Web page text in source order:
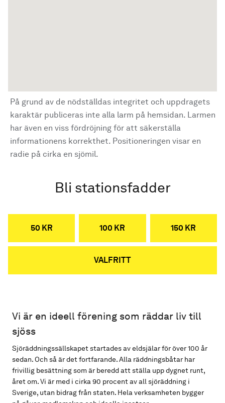
På grund av de nödställdas integritet och uppdragets
karaktär publiceras inte alla larm på hemsidan. Larmen
har även en viss fördröjning för att säkerställa
informationens korrekthet. Positioneringen visar en
radie på cirka en sjömil.
Bli stationsfadder
50 KR 100 KR 150 KR
VALFRITT
Vi är en ideell förening som räddar liv till
sjöss
Sjöräddningssällskapet startades av eldsjälar för över 100 år
sedan. Och så är det fortfarande. Alla räddningsbåtar har
frivillig besättning som är beredd att ställa upp dygnet runt,
året om. Vi är med i cirka 90 procent av all sjöräddning i
Sverige, utan bidrag från staten. Hela verksamheten bygger